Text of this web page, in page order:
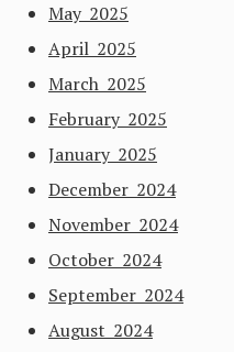
May 2025
April 2025
March 2025
February 2025
January 2025
December 2024
November 2024
October 2024
September 2024
August 2024